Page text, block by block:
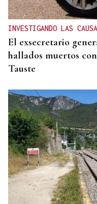
INVESTIGANDO LAS
El exsecretario
hallados muertos
Tauste